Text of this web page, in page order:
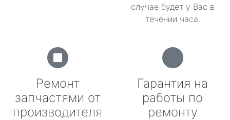
случае будет у Вас в
течении часа.
Ремонт
запчастями от
производителя
Гарантия на
работы по
ремонту